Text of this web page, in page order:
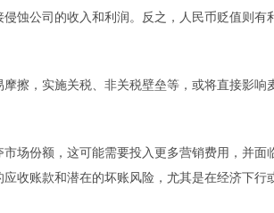
蚀公司的收入和利润。反之，人民币贬值则有
擦，实施关税、非关税壁垒等，或将直接影响
场份额，这可能需要投入更多营销费用，并面
收账款和潜在的坏账风险，尤其是在经济下行